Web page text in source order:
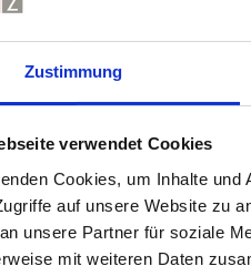
Zustimmung
verwendet Cookies
Cookies, um Inhalte
auf unsere Website zu
unsere Partner für soziale
mit weiteren Daten